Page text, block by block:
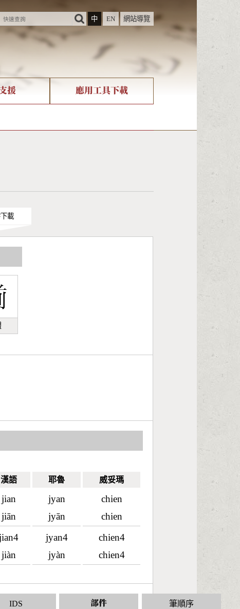
中
EN 網站導覽
援 應用工具下載
載
漢語 耶魯 威妥瑪
jian
jiān
jyan
jyān
chien
chien
jiàn
jyan4
jyàn
chien4
chien4
IDS 部件 筆順序